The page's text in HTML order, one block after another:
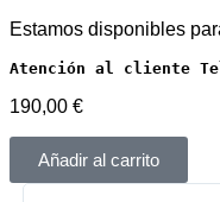
Estamos disponibles
Atención al cliente Tel
190,00 €
Añadir al carrito